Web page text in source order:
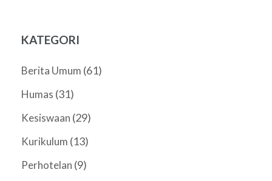
KATEGORI
Berita Umum (61)
Humas (31)
Kesiswaan (29)
Kurikulum (13)
Perhotelan (9)